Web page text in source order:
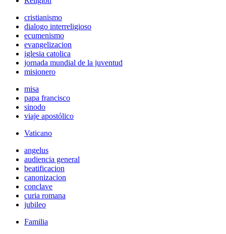
cristianismo
dialogo interreligioso
ecumenismo
evangelizacion
iglesia catolica
jornada mundial de la juventud
misionero
misa
papa francisco
sinodo
viaje apostólico
Vaticano
angelus
audiencia general
beatificacion
canonizacion
conclave
curia romana
jubileo
Familia